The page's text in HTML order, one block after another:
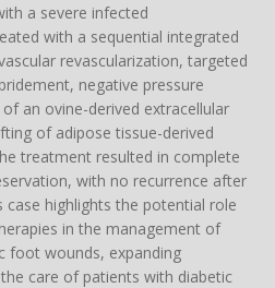
a severe infected
with a sequential integrated
revascularization, targeted
negative pressure
an ovine-derived extracellular
of adipose tissue-derived
treatment resulted in complete
with no recurrence after
highlights the potential role
in the management of
foot wounds, expanding
care of patients with diabetic